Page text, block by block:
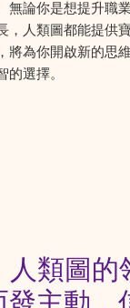
無論你是想提升職
人類圖都能提供
將為你開啟新的思
選擇。
類圖的